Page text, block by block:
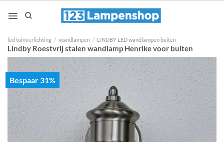
naar
led tuinverlichting / wandlampen / LINDBY LED wandlampen buiten
Lindby Roestvrij stalen wandlamp Henrike voor buiten
Bespaar 31%